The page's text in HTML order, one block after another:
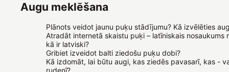
Augu meklēšana
Plānots veidot jaunu puķu stādījumu? Kā izvēlēties
Atradāt internetā skaistu puķi – latīniskais nosaukums
kā ir latviski?
Gribiet izveidot balti ziedošu puķu dobi?
Kā izdomāt, lai būtu augi, kas ziedēs pavasarī, kas -
rudenī?